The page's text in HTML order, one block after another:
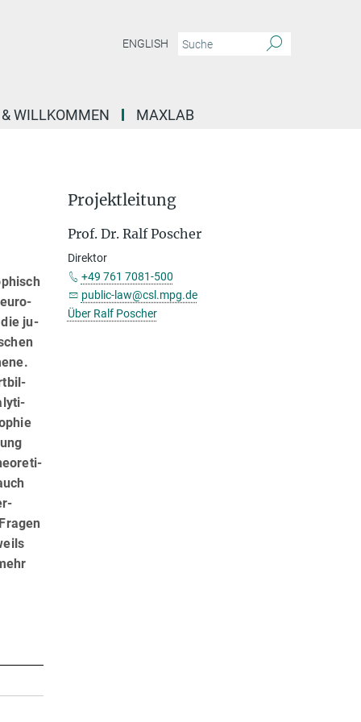
ENGLISH
& WILLKOMMEN MAXLAB
die ju­
Projektleitung
Prof. Dr. Ralf Poscher
Direktor
+49 761 7081-500
public-law@csl.mpg.de
Über Ralf Poscher